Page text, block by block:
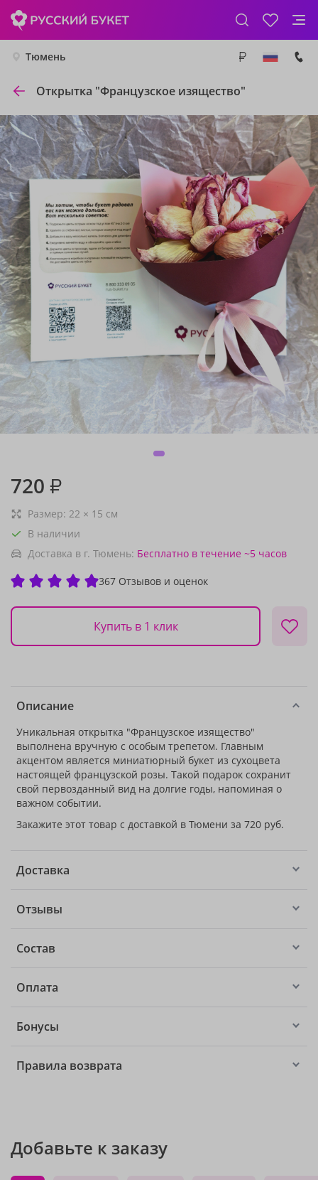
Тюмень
Открытка "Французское изящество"
720 ₽
Размер: 22 × 15 см
В наличии
Доставка в г. Тюмень: Бесплатно в течение ~5 часов
367 Отзывов и оценок
Купить в 1 клик
Описание
Уникальная открытка "Французское изящество"
выполнена вручную с особым трепетом. Главным
акцентом является миниатюрный букет из сухоцвета
настоящей французской розы. Такой подарок сохранит
свой первозданный вид на долгие годы, напоминая о
важном событии.
Закажите этот товар с доставкой в Тюмени за 720 руб.
Доставка
Отзывы
Состав
Оплата
Бонусы
Правила возврата
Добавьте к заказу